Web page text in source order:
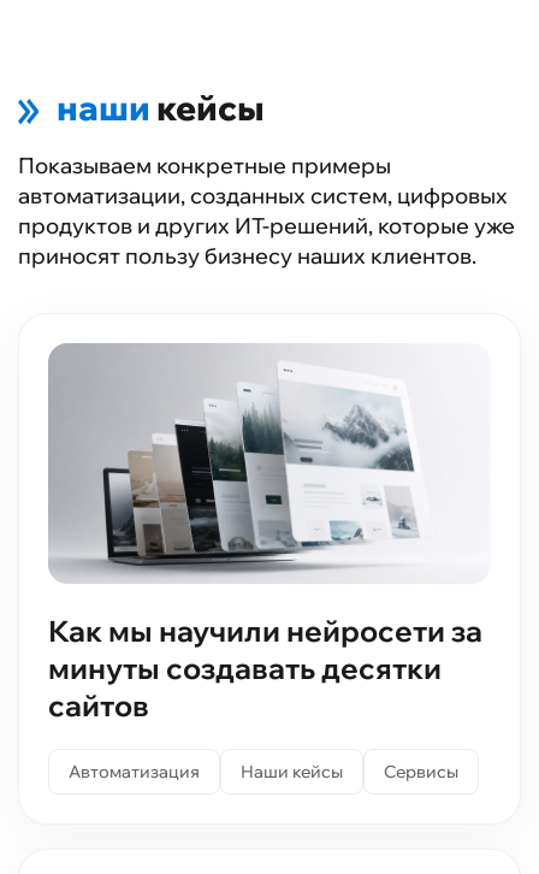
наши кейсы
Показываем конкретные примеры
автоматизации, созданных систем, цифровых
продуктов и других ИT-решений, которые уже
приносят пользу бизнесу наших клиентов.
Как мы научили нейросети за
минуты создавать десятки
сайтов
Автоматизация Наши кейсы Сервисы